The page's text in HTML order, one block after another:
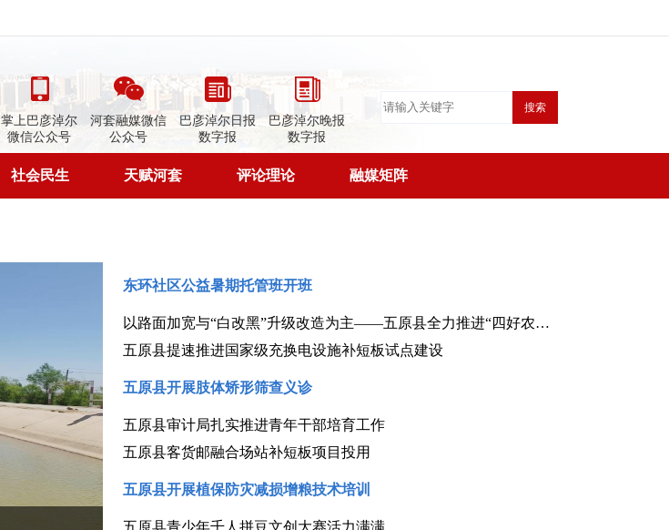
掌上巴彦淖尔
微信公众号
河套融媒微信
公众号
巴彦淖尔日报
数字报
巴彦淖尔晚报
数字报
搜索
社会民生 天赋河套 评论理论 融媒矩阵
东环社区公益暑期托管班开班
以路面加宽与“白改黑”升级改造为主——五原县全力推进“四好农村路”建设
五原县提速推进国家级充换电设施补短板试点建设
五原县开展肢体矫形筛查义诊
五原县审计局扎实推进青年干部培育工作
五原县客货邮融合场站补短板项目投用
五原县开展植保防灾减损增粮技术培训
五原县青少年千人拼豆文创大赛活力满满